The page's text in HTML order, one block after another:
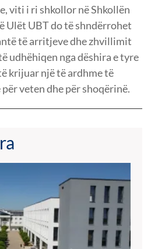
viti i ri shkollor në Shkollën
Ulët UBT do të shndërrohet
të arritjeve dhe zhvillimit
udhëhiqen nga dëshira e tyre
krijuar një të ardhme të
veten dhe për shoqërinë.